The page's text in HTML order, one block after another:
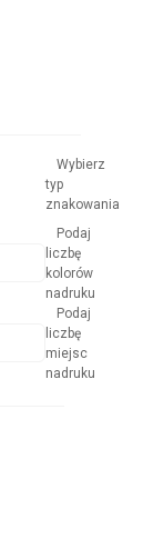
Wybierz
typ
znakowania
Podaj
liczbę
kolorów
nadruku
Podaj
liczbę
miejsc
nadruku